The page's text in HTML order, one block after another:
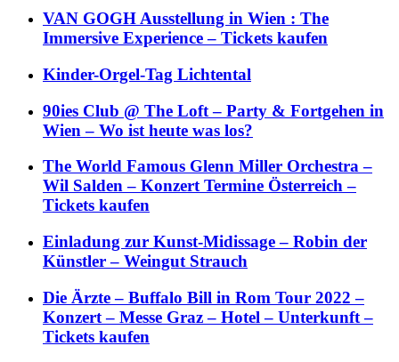
VAN GOGH Ausstellung in Wien : The
Immersive Experience – Tickets kaufen
Kinder-Orgel-Tag Lichtental
90ies Club @ The Loft – Party & Fortgehen in
Wien – Wo ist heute was los?
The World Famous Glenn Miller Orchestra –
Wil Salden – Konzert Termine Österreich –
Tickets kaufen
Einladung zur Kunst-Midissage – Robin der
Künstler – Weingut Strauch
Die Ärzte – Buffalo Bill in Rom Tour 2022 –
Konzert – Messe Graz – Hotel – Unterkunft –
Tickets kaufen